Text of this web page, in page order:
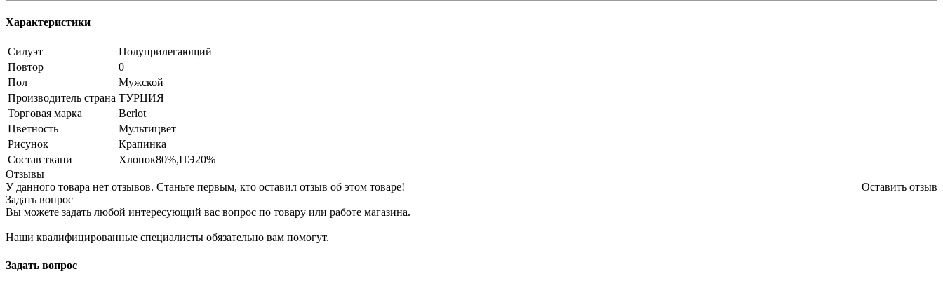
Характеристики
Силуэт
Полуприлегающий
Повтор
0
Пол
Мужской
Производитель страна ТУРЦИЯ
Торговая марка
Berlot
Цветность
Мультицвет
Рисунок
Крапинка
Состав ткани
Хлопок80%,ПЭ20%
Отзывы
Оставить отзыв
У данного товара нет отзывов. Станьте первым, кто оставил отзыв об этом товаре!
Задать вопрос
Вы можете задать любой интересующий вас вопрос по товару или работе магазина.
Наши квалифицированные специалисты обязательно вам помогут.
Задать вопрос